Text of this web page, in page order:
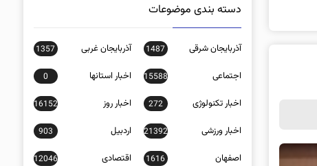
دسته بندی موضوعات
آذربایجان شرقی 1487 آذربایجان غربی 1357
اجتماعی 15588 اخبار استانها 0
اخبار تکنولوژی 272 اخبار روز 16152
اخبار ورزشی 21392 اردبیل 903
اصفهان 1616 اقتصادی 12046